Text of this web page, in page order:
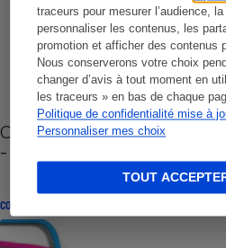
traceurs pour mesurer l’audience,
personnaliser les contenus, les
promotion et afficher des contenus
Nous conserverons votre choix
changer d’avis à tout moment en
les traceurs » en bas de chaque
Politique de confidentialité mise à
Personnaliser mes choix
TOUT
Cafetière à capsules zéro
- Premières impressions
CONSEILS